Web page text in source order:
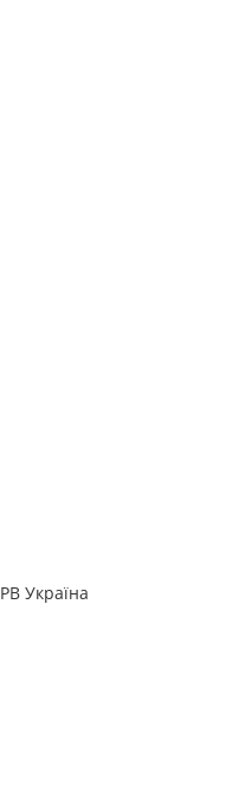
Україна